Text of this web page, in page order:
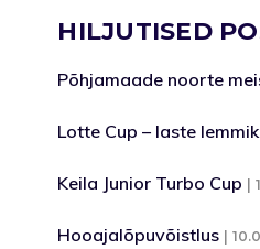
HILJUTISED
Põhjamaade noorte
Lotte Cup – laste
Keila Junior Turbo Cup
Hooajalõpuvõistlus